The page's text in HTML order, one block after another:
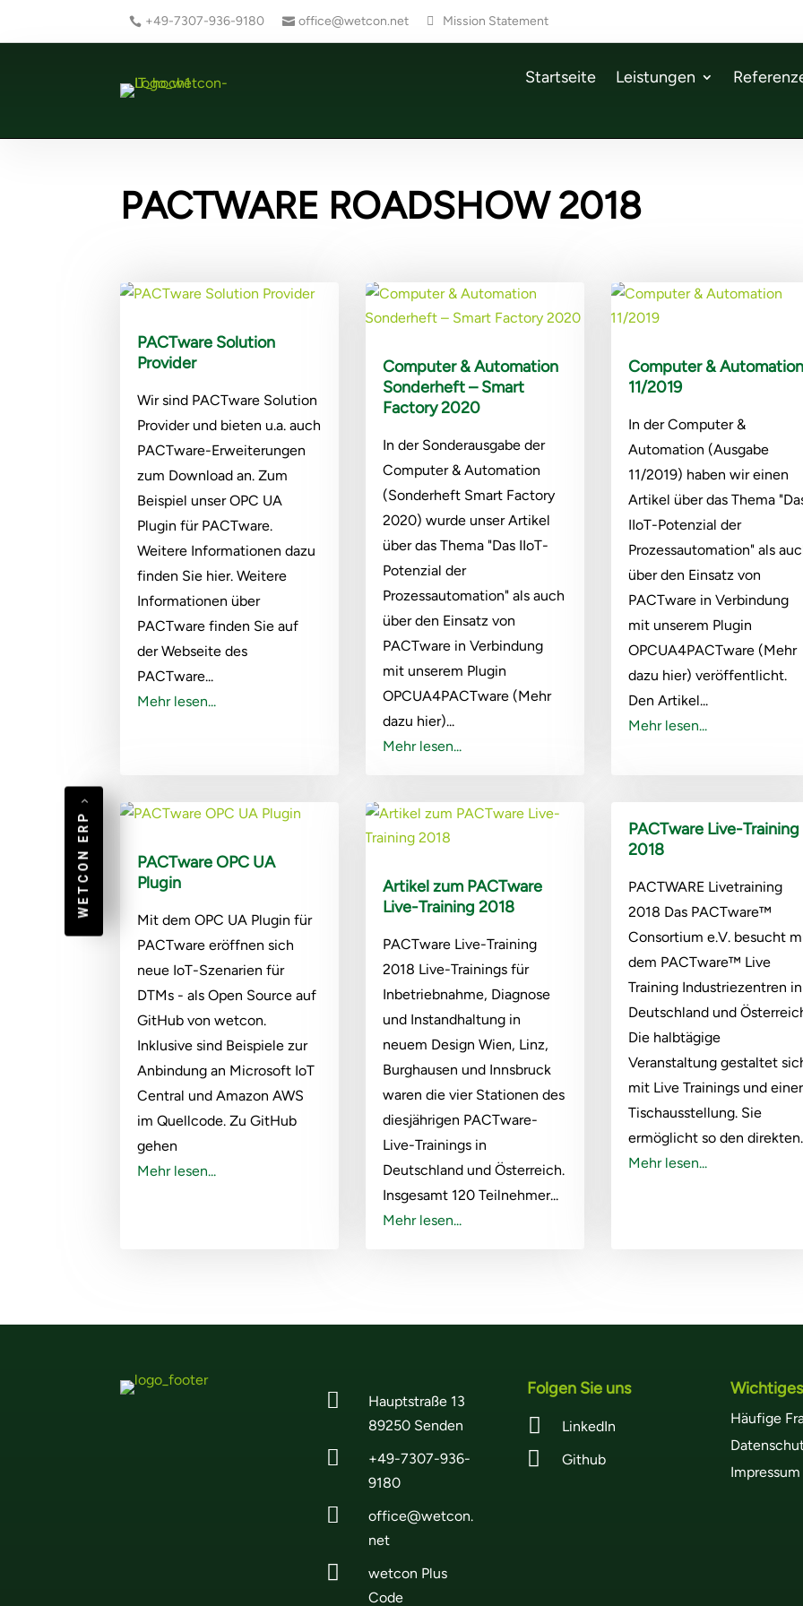
WETCON ERP
+49-7307-936-9180 office@wetcon.net Mission Statement
Startseite Leistungen
PACTWARE ROADSHOW 2018
PACTware Solution
Provider
Wir sind PACTware Solution
Provider und bieten u.a. auch
PACTware-Erweiterungen
zum Download an. Zum
Beispiel unser OPC UA
Plugin für PACTware.
Weitere Informationen dazu
finden Sie hier. Weitere
Informationen über
PACTware finden Sie auf
der Webseite des
PACTware...
Mehr lesen...
Computer & Automation
Sonderheft – Smart
Factory 2020
In der Sonderausgabe der
Computer & Automation
(Sonderheft Smart Factory
2020) wurde unser Artikel
über das Thema "Das IIoT-
Potenzial der
Prozessautomation" als auch
über den Einsatz von
PACTware in Verbindung
mit unserem Plugin
OPCUA4PACTware (Mehr
dazu hier)...
Mehr lesen...
Computer & Automation
11/2019
In der Computer &
Automation (Ausgabe
11/2019) haben wir einen
Artikel über das Thema
IIoT-Potenzial der
Prozessautomation" als
über den Einsatz von
PACTware in Verbindung
mit unserem Plugin
OPCUA4PACTware (Mehr
dazu hier) veröffentlicht.
Den Artikel...
Mehr lesen...
PACTware OPC UA
Plugin
Mit dem OPC UA Plugin für
PACTware eröffnen sich
neue IoT-Szenarien für
DTMs - als Open Source auf
GitHub von wetcon.
Inklusive sind Beispiele zur
Anbindung an Microsoft IoT
Central und Amazon AWS
im Quellcode. Zu GitHub
gehen
Mehr lesen...
Artikel zum PACTware
Live-Training 2018
PACTware Live-Training
2018 Live-Trainings für
Inbetriebnahme, Diagnose
und Instandhaltung in
neuem Design Wien, Linz,
Burghausen und Innsbruck
waren die vier Stationen des
diesjährigen PACTware-
Live-Trainings in
Deutschland und Österreich.
Insgesamt 120 Teilnehmer...
Mehr lesen...
PACTware Live-Training
2018
PACTWARE Livetraining
2018 Das PACTware™
Consortium e.V. besucht
dem PACTware™ Live
Training Industriezentren in
Deutschland und
Die halbtägige
Veranstaltung gestaltet
mit Live Trainings und einer
Tischausstellung. Sie
ermöglicht so den
Mehr lesen...

Hauptstraße 13
89250 Senden

+49-7307-936-
9180

office@wetcon.
net

wetcon Plus
Code
Folgen Sie uns
 LinkedIn
 Github
Wichtiges
Häufige
Impressum